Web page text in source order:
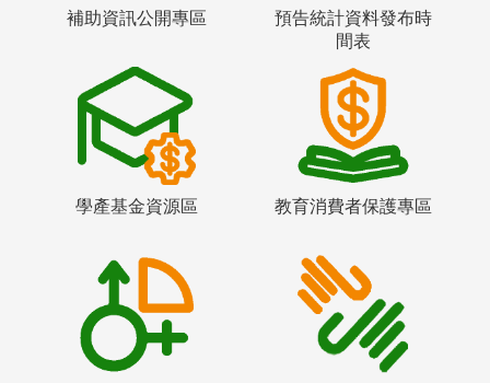
補助資訊公開專區
預告統計資料發布時
間表
學產基金資源區 教育消費者保護專區